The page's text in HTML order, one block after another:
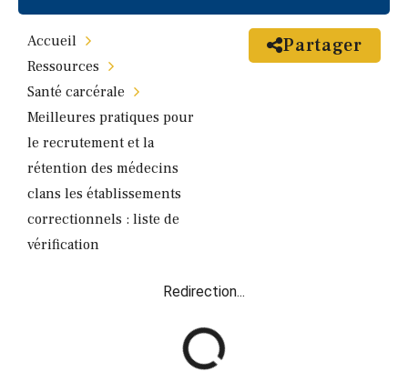
Accueil
Ressources
Santé carcérale
Meilleures pratiques pour
le recrutement et la
rétention des médecins
clans les établissements
correctionnels : liste de
vérification
Partager
Redirection...
R
e